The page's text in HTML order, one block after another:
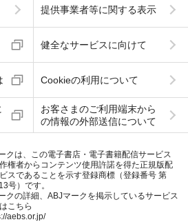
提供事業者等に関する表示
健全なサービスに向けて
Cookieの利用について
お客さまのご利用端末から
の情報の外部送信について
クは、この電子書店・電子書籍配信サービス
権者からコンテンツ使用許諾を得た正規版配
スであることを示す登録商標（登録番号 第
号）です。
クの詳細、ABJマークを掲示しているサービス
こちら
aebs.or.jp/